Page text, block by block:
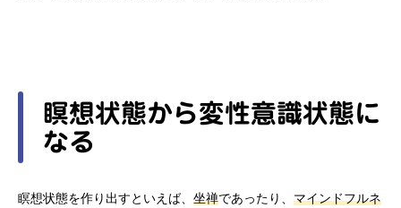
瞑想状態から変性意識状態に
なる
瞑想状態を作り出すといえば、 坐禅であったり、 マインドフルネ